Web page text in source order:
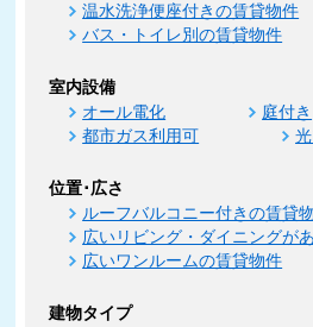
温水洗浄便座付きの賃貸物件
バス・トイレ別の賃貸物件
室内設備
オール電化 庭付き
都市ガス利用可
位置･広さ
ルーフバルコニー付きの賃貸
広いリビング・ダイニングが
広いワンルームの賃貸物件
建物タイプ